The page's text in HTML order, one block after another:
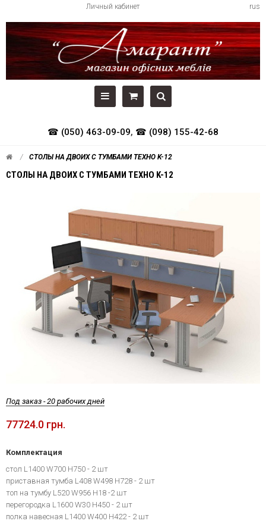
rus
Личный кабинет
☎ (050) 463-09-09, ☎ (098) 155-42-68
СТОЛЫ НА ДВОИХ С ТУМБАМИ ТЕХНО K-12
СТОЛЫ НА ДВОИХ С ТУМБАМИ ТЕХНО K-12
Под заказ - 20 рабочих дней
77724.0 грн.
Комплектация
стол L1400 W700 H750 - 2 шт
приставная тумба L408 W498 H728 - 2 шт
топ на тумбу L520 W956 H18 -2 шт
перегородка L1600 W30 H450 - 2 шт
полка навесная L1400 W400 H422 - 2 шт